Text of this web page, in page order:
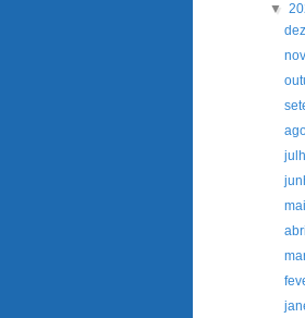
▼